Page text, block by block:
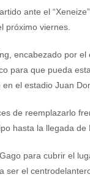
ante el
próximo viernes.
encabezado por
para que pueda
el estadio Juan
de reemplazarlo
hasta la llegada de
para cubrir el
ser el